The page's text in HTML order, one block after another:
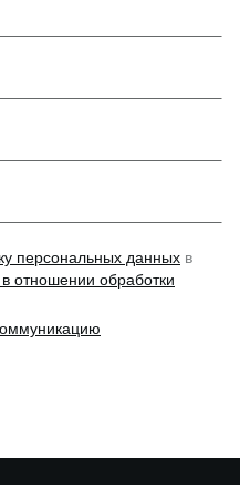
персональных данных в
отношении обработки